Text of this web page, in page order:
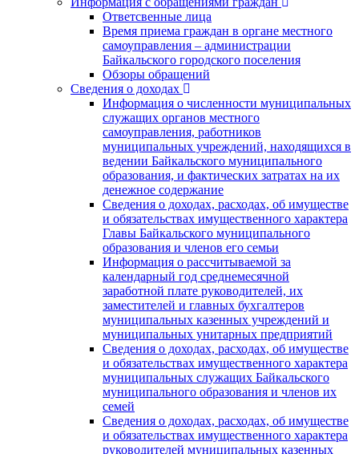
Ответсвенные лица
Время приема граждан в органе местного
самоуправления – администрации
Байкальского городского поселения
Обзоры обращений
Сведения о доходах
Информация о численности муниципальных
служащих органов местного
самоуправления, работников
муниципальных учреждений, находящихся в
ведении Байкальского муниципального
образования, и фактических затратах на их
денежное содержание
Сведения о доходах, расходах, об имуществе
и обязательствах имущественного характера
Главы Байкальского муниципального
образования и членов его семьи
Информация о рассчитываемой за
календарный год среднемесячной
заработной плате руководителей, их
заместителей и главных бухгалтеров
муниципальных казенных учреждений и
муниципальных унитарных предприятий
Сведения о доходах, расходах, об имуществе
и обязательствах имущественного характера
муниципальных служащих Байкальского
муниципального образования и членов их
семей
Сведения о доходах, расходах, об имуществе
и обязательствах имущественного характера
руководителей муниципальных казенных